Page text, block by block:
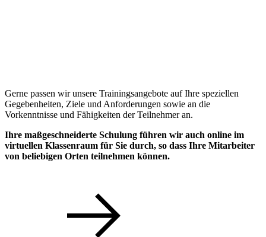
Gerne passen wir unsere Trainingsangebote auf Ihre speziellen
Gegebenheiten, Ziele und Anforderungen sowie an die
Vorkenntnisse und Fähigkeiten der Teilnehmer an.
Ihre maßgeschneiderte Schulung führen wir auch online im
virtuellen Klassenraum für Sie durch, so dass Ihre Mitarbeiter
von beliebigen Orten teilnehmen können.